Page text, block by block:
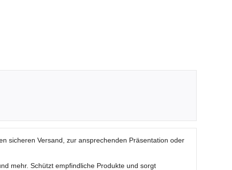
sicheren Versand, zur ansprechenden Präsentation oder
mehr. Schützt empfindliche Produkte und sorgt